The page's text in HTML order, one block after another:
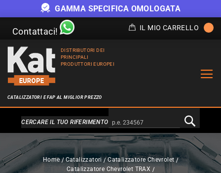
GAMMA SPECIFICA OMOLOGATA
Contattaci! IL MIO CARRELLO
DISTRIBUTORI DEI
PRINCIPALI
PRODUTTORI EUROPEI
CATALIZZATORI E FAP AL MIGLIOR PREZZO
Alternativa a Doofinder
CERCARE IL TUO RIFERIMENTO
Home Catalizzatori Catalizzatore Chevrolet
Catalizzatore Chevrolet TRAX